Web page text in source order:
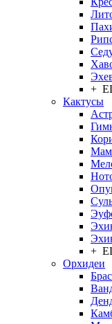
+
Кактусы
+
Орхидеи